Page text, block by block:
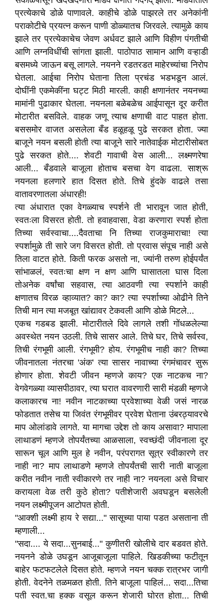
प्रत्येकाचे डोळे पाणावले. काहीचे डोळे पाझरले तर अनेकांनी
पराकोटीचे प्रयत्न करून पाणी डोळ्यातच जिरवले. त्यामुळे काय
झाले तर प्रत्येकाचेच जेवण अर्धवट झाले आणि विहीण पंगतीची
आणि लग्नविधींची सांगता झाली. पाठोपाठ सामान आणि वऱ्हाडी
बसमध्ये जाऊन बसू लागले. नयनने रडतरडत माहेरच्यांचा निरोप
घेतला. आईचा निरोप घेताना तिला प्रचंड भडभडून आलं.
दोघींनी एकमेकींना घट्ट मिठी मारली. काही क्षणानंतर नयनच्या
मामांनी पुढाकार घेतला. नयनला बळेबळेच आईपासून दूर करीत
मोटारीत बसविले. वाहक जणू त्याच क्षणाची वाट पाहत होता.
बससमोर वाजत असलेला बँड हळूहळू पुढे सरकत होता. ज्या
बाजूने नयन बसली होती त्या बाजूने सारे नातेवाईक मोटारीसोबत
पुढे सरकत होते.... शेवटी गावाची वेस आली... लक्ष्मणरेषा
आली... बँडवाले बाजूला होताच बसचा वेग वाढला. साश्रू
नयनला हलणारे हात दिसत होते. तिचे हुंदके वाढले तसा
वातावरणातला अंधारही!
त्या अंधारात एका वेगळ्याच स्पर्शने ती भारावून जात होती,
स्वतःला विसरत होती. तो हवाहवासा, वेडा करणारा स्पर्श होता
तिच्या सर्वस्वाचा....दैवताचा नि तिच्या राजकुमाराचा! त्या
स्पर्शामुळे ती सारे जग विसरत होती. तो प्रवास संपूच नाही असे
तिला वाटत होते. किती फरक असतो ना, ज्यांनी तरुण होईपर्यंत
सांभाळलं, स्वतःचा क्षण न क्षण आणि घासातला घास दिला
तोअनेक वर्षांचा सहवास, त्या आठवणी त्या स्पर्शाने काही
क्षणातच विरळ व्हाव्यात? का? का? त्या स्पर्शाच्या ओढीने तिने
तिची मान त्या मजबूत खांद्यावर टेकवली आणि डोळे मिटले...
एकच गडबड झाली. मोटारीतले दिवे लागले तशी गोंधळलेल्या
अवस्थेत नयन उठली. तिचे सासर आले. तिचे घर, तिचे सर्वस्व,
तिची रंगभूमी आली. रंगभूमी? होय. रंगभूमीच नाही का? तिच्या
जीवनातला नंतरचा 'अंक' त्या सासर नावाच्या रंगमंचावर सुरू
होणार होता. शेवटी जीवन म्हणजे काय? एक नाटकच ना?
वेगवेगळ्या व्यासपीठावर, त्या घरात वावरणारी सारी मंडळी म्हणजे
कलाकारच ना! नवीन नाटकाच्या प्रवेशाच्या वेळी जसं नारळ
फोडतात तसेच या जिवंत रंगभूमीवर प्रवेश घेताना उंबरठ्यावरचे
माप ओलांडावे लागते. या मागचा उद्देश तो काय असावा? मापाला
लाथाडणं म्हणजे तोपर्यंतच्या आळसाला, स्वच्छंदी जीवनाला दूर
सारून चूल आणि मुल हे नवीन, परंपरागत सूत्र स्वीकारणे तर
नाही ना? माप लाथाडणे म्हणजे तोपर्यंतची सारी नाती बाजूला
करीत नवीन नाती स्वीकारणे तर नाही ना? नयनला असे विचार
करायला वेळ तरी कुठे होता? पतीशेजारी अवघडून बसलेली
नयन लक्ष्मीपूजन आटोपत होती.
"आक्शी लक्ष्मी हाय रे सद्या..." सासूच्या पाया पडत असताना ती
म्हणाली...
"सदा.... ये सदा...सुनबाई..." कुणीतरी खोलीचे दार बडवत होते.
नयनने डोळे उघडून आजूबाजूला पाहिले. खिडकीच्या फटीतून
बाहेर फटफटलेले दिसत होते. म्हणजे नयन चक्क रात्रभर जागी
होती. वेदनेने तळमळत होती. तिने बाजूला पाहिलं... सदा...तिचा
पती स्वत.चा हक्क वसूल करून शेजारी घोरत होता... तिची